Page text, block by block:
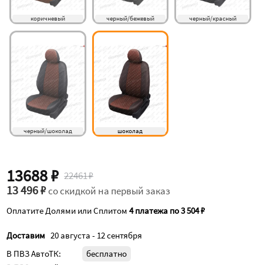
коричневый черный/бежевый черный/красный
черный/шоколад шоколад
13688 ₽ 22461 ₽
13 496 ₽со скидкой на первый заказ
Оплатите Долями или Сплитом4 платежа по 3 504 ₽
Доставим 20 августа - 12 сентября
В ПВЗ АвтоТК:
бесплатно